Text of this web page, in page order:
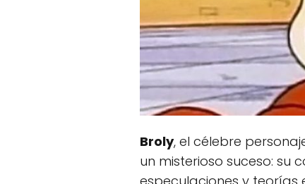
Broly, el célebre
un misterioso suceso: su